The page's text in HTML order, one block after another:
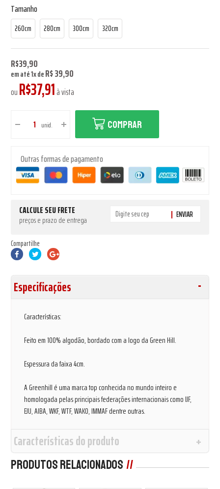
Tamanho
260cm 280cm 300cm 320cm
R$39,90
em até1xdeR$ 39,90
ouR$37,91à vista
unid. COMPRAR
Outras formas de pagamento
CALCULE SEU FRETE
preços e prazo de entrega ENVIAR
Compartilhe
Especificações
Características:
Feito em 100% algodão, bordado com a logo da Green Hill.
Espessura da faixa 4cm.
A Greenhill é uma marca top conhecida no mundo inteiro e
homologada pelas principais federações internacionais como IJF,
EJU, AIBA, WKF, WTF, WAKO, IMMAF dentre outras.
Características do produto
Produtos Relacionados